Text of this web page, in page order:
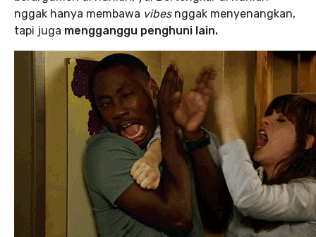
nggak hanya membawa vibes nggak menyenangkan,
tapi juga mengganggu penghuni lain.